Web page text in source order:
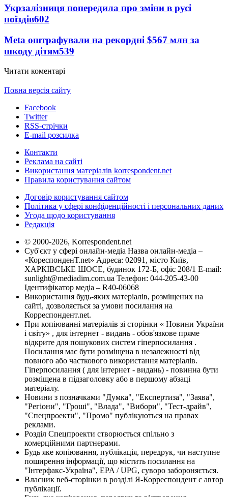
Укрзалізниця попередила про зміни в русі
поїздів602
Meta оштрафували на рекордні $567 млн за
шкоду дітям539
Читати коментарі
Повна версія сайту
Facebook
Twitter
RSS-стрічки
E-mail розсилка
Контакти
Реклама на сайті
Використання матеріалів korrespondent.net
Правила користування сайтом
Договір користування сайтом
Політика у сфері конфіденційності і персональних даних
Угода щодо користування
Редакція
© 2000-2026, Korrespondent.net
Суб'єкт у сфері онлайн-медіа Назва онлайн-медіа –
«КореспонденТ.net» Адреса: 02091, місто Київ,
ХАРКІВСЬКЕ ШОСЕ, будинок 172-Б, офіс 208/1 E-mail:
sunlight@mediadim.com.ua Телефон: 044-205-43-00
Ідентифікатор медіа – R40-06068
Використання будь-яких матеріалів, розміщених на
сайті, дозволяється за умови посилання на
Корреспондент.net.
При копіюванні матеріалів зі сторінки « Новини України
і світу» , для інтернет - видань - обов'язкове пряме
відкрите для пошукових систем гіперпосилання .
Посилання має бути розміщена в незалежності від
повного або часткового використання матеріалів.
Гіперпосилання ( для інтернет - видань) - повинна бути
розміщена в підзаголовку або в першому абзаці
матеріалу.
Новини з позначками "Думка", "Експертиза", "Заява",
"Регіони", "Гроші", "Влада", "Вибори", "Тест-драйв",
"Спецпроекти", "Промо" публікуються на правах
реклами.
Розділ Спецпроекти створюється спільно з
комерційними партнерами.
Будь яке копіювання, публікація, передрук, чи наступне
поширення інформації, що містить посилання на
"Інтерфакс-Україна", EPA / UPG, суворо забороняється.
Власник веб-сторінки в розділі Я-Корреспондент є автор
публікації.